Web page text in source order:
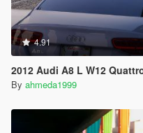
4.91
2012 Audi A8 L W12
By ahmeda1999